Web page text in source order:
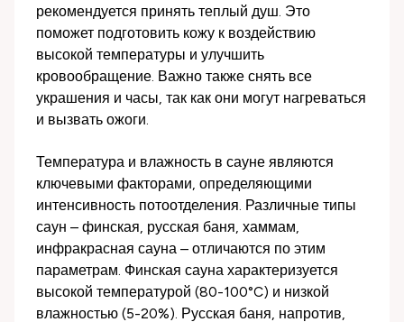
рекомендуется принять теплый душ. Это
поможет подготовить кожу к воздействию
высокой температуры и улучшить
кровообращение. Важно также снять все
украшения и часы, так как они могут нагреваться
и вызвать ожоги.
Температура и влажность в сауне являются
ключевыми факторами, определяющими
интенсивность потоотделения. Различные типы
саун – финская, русская баня, хаммам,
инфракрасная сауна – отличаются по этим
параметрам. Финская сауна характеризуется
высокой температурой (80-100°C) и низкой
влажностью (5-20%). Русская баня, напротив,